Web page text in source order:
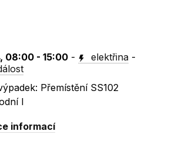
08:00 - 15:00 - elektřina -
Přemístění SS102
I
informací